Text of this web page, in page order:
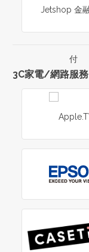
3C家電/網路服務